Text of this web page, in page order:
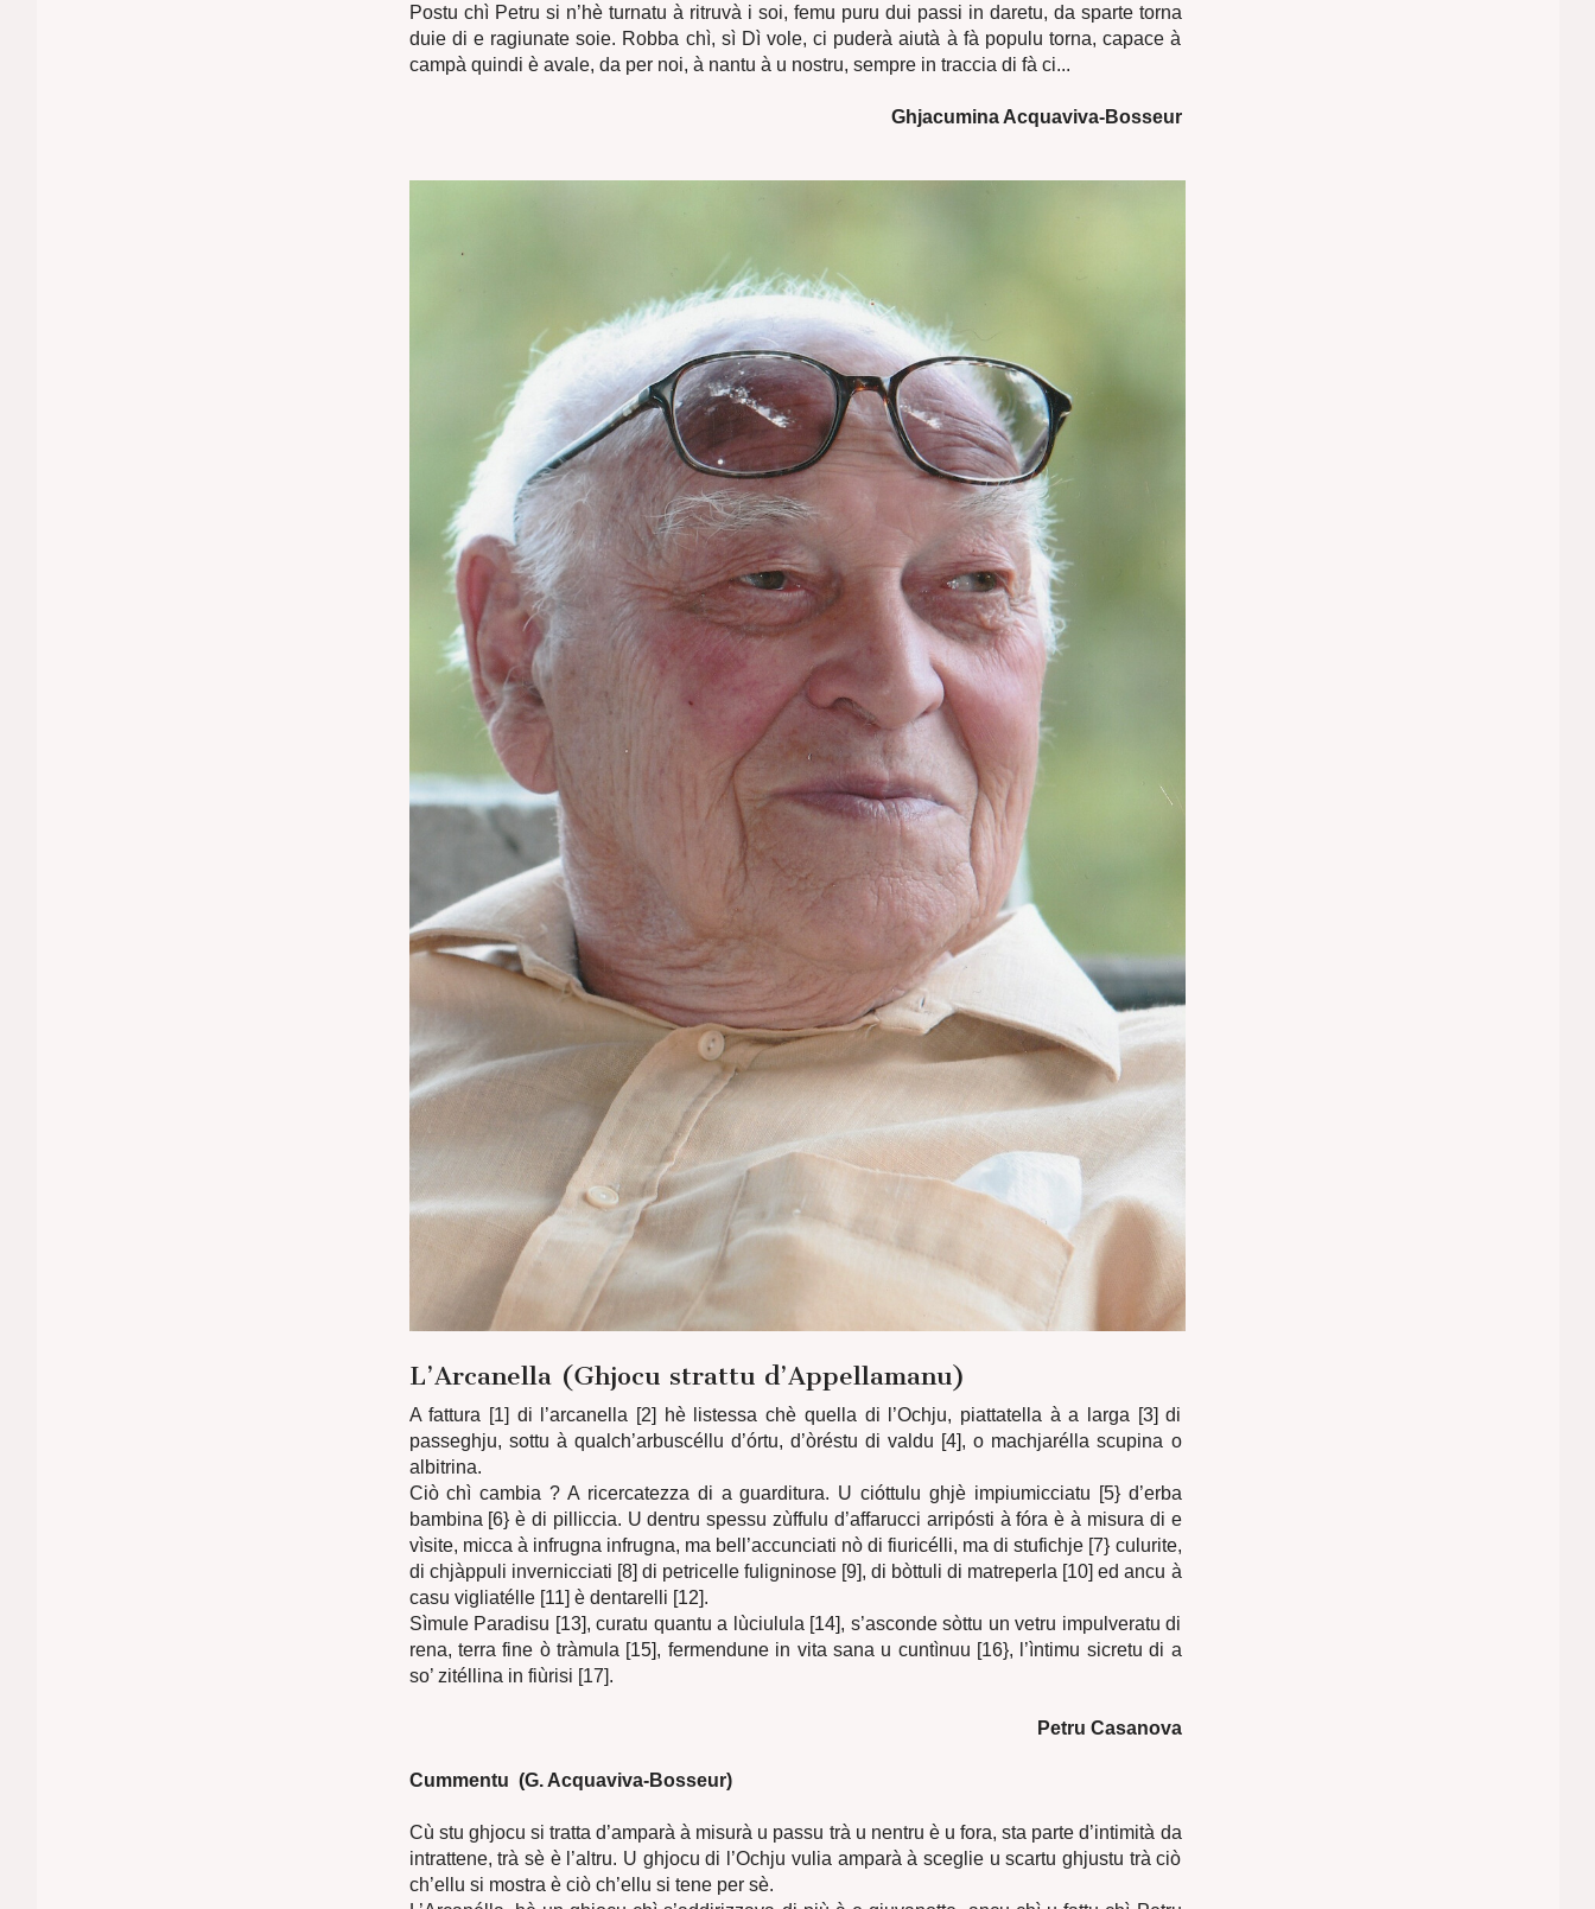
Postu chì Petru si n’hè turnatu à ritruvà i soi, femu puru dui passi in daretu, da sparte torna
duie di e ragiunate soie. Robba chì, sì Dì vole, ci puderà aiutà à fà populu torna, capace à
campà quindi è avale, da per noi, à nantu à u nostru, sempre in traccia di fà ci...
Ghjacumina Acquaviva-Bosseur
L’Arcanella (Ghjocu strattu d’Appellamanu)
A fattura [1] di l’arcanella [2] hè listessa chè quella di l’Ochju, piattatella à a larga [3] di
passeghju, sottu à qualch’arbuscéllu d’órtu, d’òréstu di valdu [4], o machjarélla scupina o
albitrina.
Ciò chì cambia ? A ricercatezza di a guarditura. U cióttulu ghjè impiumicciatu [5} d’erba
bambina [6} è di pilliccia. U dentru spessu zùffulu d’affarucci arripósti à fóra è à misura di e
vìsite, micca à infrugna infrugna, ma bell’accunciati nò di fiuricélli, ma di stufichje [7} culurite,
di chjàppuli invernicciati [8] di petricelle fuligninose [9], di bòttuli di matreperla [10] ed ancu à
casu vigliatélle [11] è dentarelli [12].
Sìmule Paradisu [13], curatu quantu a lùciulula [14], s’asconde sòttu un vetru impulveratu di
rena, terra fine ò tràmula [15], fermendune in vita sana u cuntìnuu [16}, l’ìntimu sicretu di a
so’ zitéllina in fiùrisi [17].
Petru Casanova
Cummentu (G. Acquaviva-Bosseur)
Cù stu ghjocu si tratta d’amparà à misurà u passu trà u nentru è u fora, sta parte d’intimità da
intrattene, trà sè è l’altru. U ghjocu di l’Ochju vulia amparà à sceglie u scartu ghjustu trà ciò
ch’ellu si mostra è ciò ch’ellu si tene per sè.